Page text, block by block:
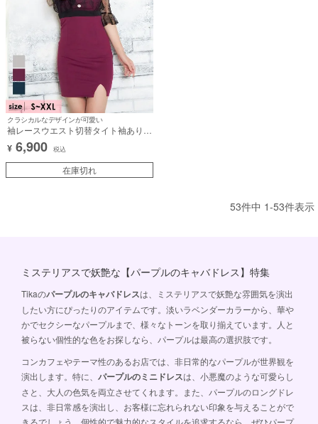
クラシカルなデザインが可愛い
袖レースウエスト切替タイト袖ありミ
ニドレス (Sサイズ～XXLサイズ) (聖
菜/キャバドレス着用)
¥ 6,900 税込
在庫切れ
53件中 1-53件表示
ミステリアスで妖艶な【パープルのキャバドレス】特集
Tikaのパープルのキャバドレスは、ミステリアスで妖艶な雰囲気を演出
したい方にぴったりのアイテムです。淡いラベンダーカラーから、華や
かでセクシーなパープルまで、様々なトーンを取り揃えています。人と
被らない個性的な色をお探しなら、パープルは最高の選択肢です。
コンカフェやテーマ性のあるお店では、非日常的なパープルが世界観を
演出します。特に、 パープルのミニドレスは、小悪魔のような可愛らし
さと、大人の色気を両立させてくれます。また、パープルのロングドレ
スは、非日常感を演出し、お客様に忘れられない印象を与えることがで
きるでしょう。個性的で魅力的なスタイルを追求するなら、ぜひパープ